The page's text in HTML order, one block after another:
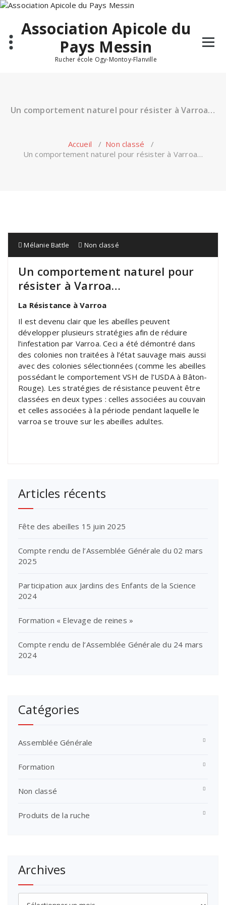
Skip
contentAssociation Apicole du
Pays Messin
Rucher école Ogy-Montoy-Flanville
Un comportement naturel pour résister à Varroa…
Accueil / Non classé /
Un comportement naturel pour résister à Varroa…
Mélanie Battle Non classé
Un comportement naturel pour
résister à Varroa…
La Résistance à Varroa
Il est devenu clair que les abeilles peuvent
développer plusieurs stratégies afin de réduire
l’infestation par Varroa. Ceci a été démontré dans
des colonies non traitées à l’état sauvage mais aussi
avec des colonies sélectionnées (comme les abeilles
possédant le comportement VSH de l’USDA à Bâton-
Rouge). Les stratégies de résistance peuvent être
classées en deux types : celles associées au couvain
et celles associées à la période pendant laquelle le
varroa se trouve sur les abeilles adultes.
Articles récents
Fête des abeilles 15 juin 2025
Compte rendu de l’Assemblée Générale du 02 mars
2025
Participation aux Jardins des Enfants de la Science
2024
Formation « Elevage de reines »
Compte rendu de l’Assemblée Générale du 24 mars
2024
Catégories
Assemblée Générale
Formation
Non classé
Produits de la ruche
Archives
Archives